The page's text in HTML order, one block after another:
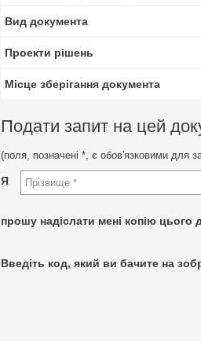
Вид документа
Проекти рішень
Місце зберігання документа
Подати запит на цей
(поля, позначені *, є обов'язковими для
Я
прошу надіслати мені копію цього
Введіть код, який ви бачите на